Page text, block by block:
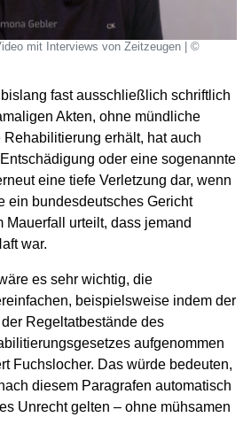
mit Interviews von Zeitzeugen | ©
fast ausschließlich schriftlich
Akten, ohne mündliche
erhält, hat auch
oder eine sogenannte
eine tiefe Verletzung dar, wenn
ein bundesdeutsches Gericht
Mauerfall urteilt, dass jemand
war.
es sehr wichtig, die
beispielsweise indem der
Regeltatbestände des
aufgenommen
Fuchslocher. Das würde bedeuten,
diesem Paragrafen automatisch
Unrecht gelten – ohne mühsamen